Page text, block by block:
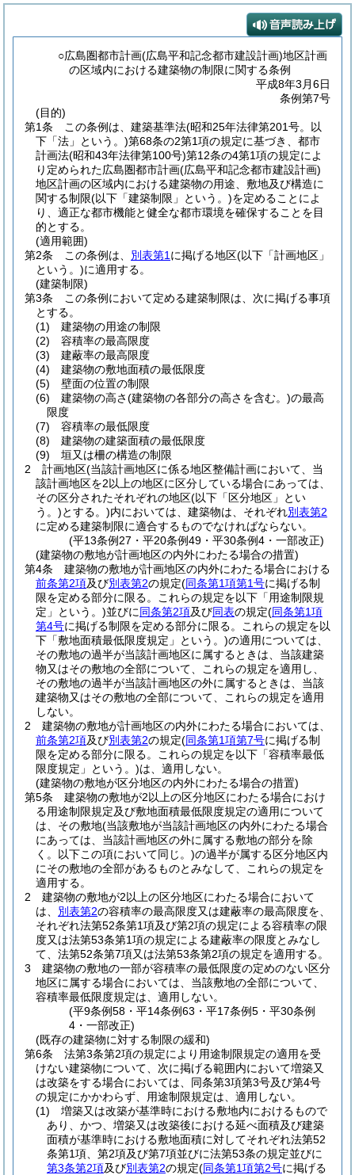
○広島圏都市計画(広島平和記念都市建設計画)地区計画
の区域内における建築物の制限に関する条例
平成8年3月6日
条例第7号
(目的)
第1条
この条例は、建築基準法(昭和25年法律第201号。以
下「法」という。)第68条の2第1項の規定に基づき、都市
計画法(昭和43年法律第100号)第12条の4第1項の規定によ
り定められた広島圏都市計画(広島平和記念都市建設計画)
地区計画の区域内における建築物の用途、敷地及び構造に
関する制限(以下「建築制限」という。)を定めることによ
り、適正な都市機能と健全な都市環境を確保することを目
的とする。
(適用範囲)
第2条
この条例は、 別表第1 に掲げる地区(以下「計画地区」
という。)に適用する。
(建築制限)
第3条
この条例において定める建築制限は、次に掲げる事項
とする。
(1)
建築物の用途の制限
(2)
容積率の最高限度
(3)
建蔽率の最高限度
(4)
建築物の敷地面積の最低限度
(5)
壁面の位置の制限
(6)
建築物の高さ(建築物の各部分の高さを含む。)の最高
限度
(7)
容積率の最低限度
(8)
建築物の建築面積の最低限度
(9)
垣又は柵の構造の制限
2
計画地区(当該計画地区に係る地区整備計画において、当
該計画地区を2以上の地区に区分している場合にあっては、
その区分されたそれぞれの地区(以下「区分地区」とい
う。)とする。)内においては、建築物は、それぞれ別表第2
に定める建築制限に適合するものでなければならない。
(平13条例27・平20条例49・平30条例4・一部改正)
(建築物の敷地が計画地区の内外にわたる場合の措置)
第4条
建築物の敷地が計画地区の内外にわたる場合における
前条第2項及び別表第2の規定(同条第1項第1号に掲げる制
限を定める部分に限る。これらの規定を以下「用途制限規
定」という。)並びに同条第2項及び同表の規定(同条第1項
第4号に掲げる制限を定める部分に限る。これらの規定を以
下「敷地面積最低限度規定」という。)の適用については、
その敷地の過半が当該計画地区に属するときは、当該建築
物又はその敷地の全部について、これらの規定を適用し、
その敷地の過半が当該計画地区の外に属するときは、当該
建築物又はその敷地の全部について、これらの規定を適用
しない。
2
建築物の敷地が計画地区の内外にわたる場合においては、
前条第2項及び別表第2の規定(同条第1項第7号に掲げる制
限を定める部分に限る。これらの規定を以下「容積率最低
限度規定」という。)は、適用しない。
(建築物の敷地が区分地区の内外にわたる場合の措置)
第5条
建築物の敷地が2以上の区分地区にわたる場合におけ
る用途制限規定及び敷地面積最低限度規定の適用について
は、その敷地(当該敷地が当該計画地区の内外にわたる場合
にあっては、当該計画地区の外に属する敷地の部分を除
く。以下この項において同じ。)の過半が属する区分地区内
にその敷地の全部があるものとみなして、これらの規定を
適用する。
2
建築物の敷地が2以上の区分地区にわたる場合において
は、 別表第2の容積率の最高限度又は建蔽率の最高限度を、
それぞれ法第52条第1項及び第2項の規定による容積率の限
度又は法第53条第1項の規定による建蔽率の限度とみなし
て、法第52条第7項又は法第53条第2項の規定を適用する。
3
建築物の敷地の一部が容積率の最低限度の定めのない区分
地区に属する場合においては、当該敷地の全部について、
容積率最低限度規定は、適用しない。
(平9条例58・平14条例63・平17条例5・平30条例
4・一部改正)
(既存の建築物に対する制限の緩和)
第6条
法第3条第2項の規定により用途制限規定の適用を受
けない建築物について、次に掲げる範囲内において増築又
は改築をする場合においては、同条第3項第3号及び第4号
の規定にかかわらず、用途制限規定は、適用しない。
(1)
増築又は改築が基準時における敷地内におけるもので
あり、かつ、増築又は改築後における延べ面積及び建築
面積が基準時における敷地面積に対してそれぞれ法第52
条第1項、第2項及び第7項並びに法第53条の規定並びに
第3条第2項及び別表第2の規定(同条第1項第2号に掲げる